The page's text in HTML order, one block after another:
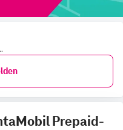
Prepaid-